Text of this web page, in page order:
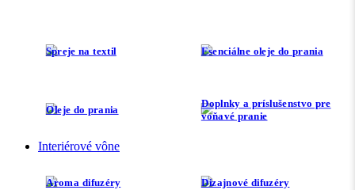
Spreje na textil Esenciálne oleje do prania
Oleje do prania
Doplnky a príslušenstvo pre
voňavé pranie
Interiérové vône
Aroma difuzéry Dizajnové difuzéry